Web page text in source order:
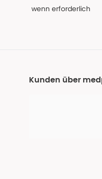
wenn erforderlich
Kunden über